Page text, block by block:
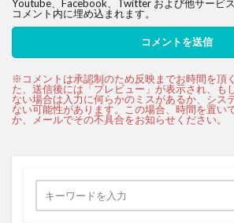
Youtube、Facebook、Twitter および他サービ
コメント内に埋め込まれます。